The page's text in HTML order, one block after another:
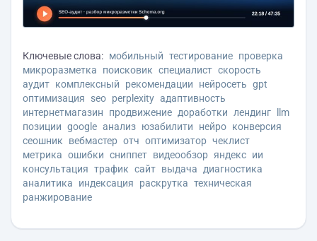
Ключевые слова: мобильный тестирование проверка
микроразметка
поисковик специалист скорость
аудит комплексный рекомендации нейросеть gpt
оптимизация
seo perplexity адаптивность
интернетмагазин
продвижение доработки лендинг
llm
позиции google анализ юзабилити нейро конверсия
сеошник
вебмастер отч оптимизатор чеклист
метрика ошибки сниппет видеообзор яндекс ии
консультация трафик сайт выдача
диагностика
аналитика
индексация раскрутка техническая
ранжирование